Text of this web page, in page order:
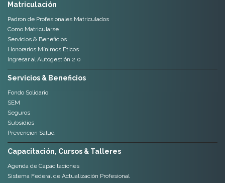
Matriculación
Padron de Profesionales Matriculados
Como Matricularse
Servicios & Beneficios
Honorarios Mínimos Éticos
Ingresar al Autogestión 2.0
Servicios & Beneficios
Fondo Solidario
SEM
Seguros
Subsidios
Prevencion Salud
Capacitación, Cursos & Talleres
Agenda de Capacitaciones
Sistema Federal de Actualización Profesional